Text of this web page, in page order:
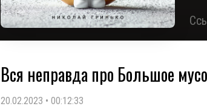
Вся неправда про Большое
20.02.2023 • 00:12:33